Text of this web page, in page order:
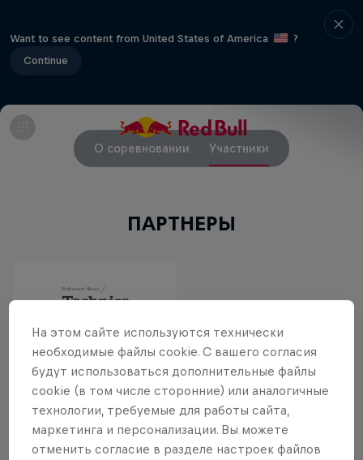
Want to see content from United States of America
?
Continue
О соревновании Участники
ПАРТНЕРЫ
B-Girls
На этом сайте иcпользуются технически
необходимые файлы cookie. С вашего согласия
будут использоваться дополнительные файлы
cookie (в том числе сторонние) или аналогичные
технологии, требуемые для работы сайта,
маркетинга и персонализации. Вы можете
отменить согласие в разделе настроек файлов